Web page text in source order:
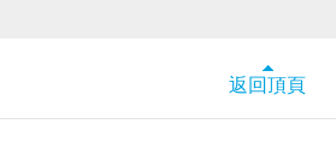
返回頂頁